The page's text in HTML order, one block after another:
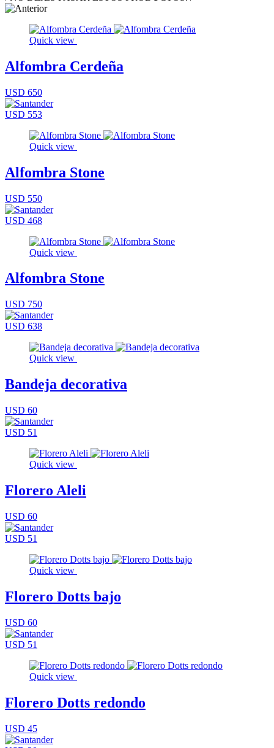
Quick view
Alfombra Cerdeña
USD 650
USD 553
Quick view
Alfombra Stone
USD 550
USD 468
Quick view
Alfombra Stone
USD 750
USD 638
Quick view
Bandeja decorativa
USD 60
USD 51
Quick view
Florero Aleli
USD 60
USD 51
Quick view
Florero Dotts bajo
USD 60
USD 51
Quick view
Florero Dotts redondo
USD 45